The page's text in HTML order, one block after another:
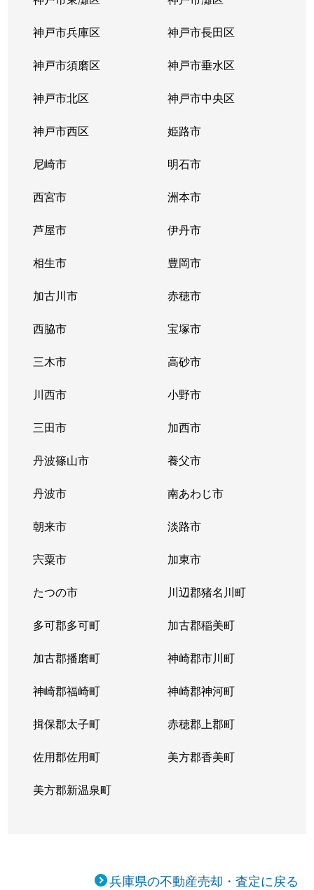
神戸市兵庫区 神戸市長田区
神戸市須磨区 神戸市垂水区
神戸市北区 神戸市中央区
神戸市西区 姫路市
尼崎市 明石市
西宮市 洲本市
芦屋市 伊丹市
相生市 豊岡市
加古川市 赤穂市
西脇市 宝塚市
三木市 高砂市
川西市 小野市
三田市 加西市
丹波篠山市 養父市
丹波市 南あわじ市
朝来市 淡路市
宍粟市 加東市
たつの市 川辺郡猪名川町
多可郡多可町 加古郡稲美町
加古郡播磨町 神崎郡市川町
神崎郡福崎町 神崎郡神河町
揖保郡太子町 赤穂郡上郡町
佐用郡佐用町 美方郡香美町
美方郡新温泉町
兵庫県の不動産売却・査定に戻る